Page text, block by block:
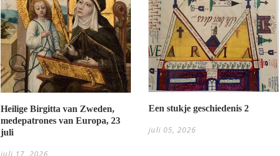
Heilige Birgitta van Zweden,
medepatrones van Europa, 23
juli
juli 17, 2026
Een stukje geschiedenis 2
juli 05, 2026